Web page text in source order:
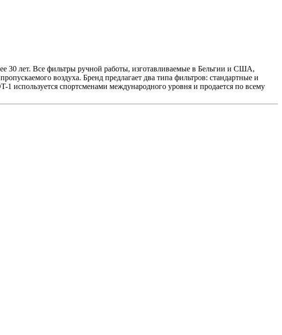
30 лет. Все фильтры ручной работы, изготавливаемые в Бельгии и США,
воздуха. Бренд предлагает два типа фильтров: стандартные и
используется спортсменами международного уровня и продается по всему